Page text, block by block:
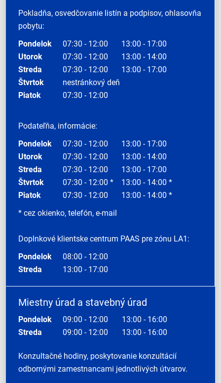
Pokladňa, osvedčovanie listín a podpisov, ohlasovňa
pobytu:
Pondelok
07:30 - 12:00
13:00 - 17:00
Utorok
07:30 - 12:00
13:00 - 14:00
Streda
07:30 - 12:00
13:00 - 17:00
Štvrtok
nestránkový deň
Piatok
07:30 - 12:00
Podateľňa, informácie:
Pondelok
07:30 - 12:00
13:00 - 17:00
Utorok
07:30 - 12:00
13:00 - 14:00
Streda
07:30 - 12:00
13:00 - 17:00
Štvrtok
07:30 - 12:00 *
13:00 - 14:00 *
Piatok
07:30 - 12:00
13:00 - 14:00 *
* cez okienko, telefón, e-mail
Doplnkové klientske centrum PAAS pre zónu LA1:
Pondelok
08:00 - 12:00
Streda
13:00 - 17:00
Miestny úrad a stavebný úrad
Pondelok 09:00 - 12:00
13:00 - 16:00
Streda
09:00 - 12:00 13:00 - 16:00
Konzultačné hodiny, poskytovanie konzultácií
odbornými zamestnancami jednotlivých útvarov.